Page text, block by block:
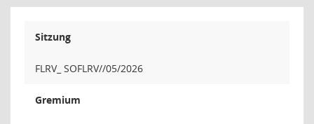
Sitzung
FLRV_ SOFLRV//05/2026
Gremium